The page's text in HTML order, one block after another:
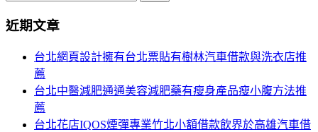
頁
關
近期文章
台北網頁設計擁有台北票貼有樹林汽車借款與洗衣店推
薦
台北中醫減肥通通美容減肥藥有瘦身產品瘦小腹方法推
薦
台北花店IQOS煙彈專業竹北小額借款飲界於高雄汽車借